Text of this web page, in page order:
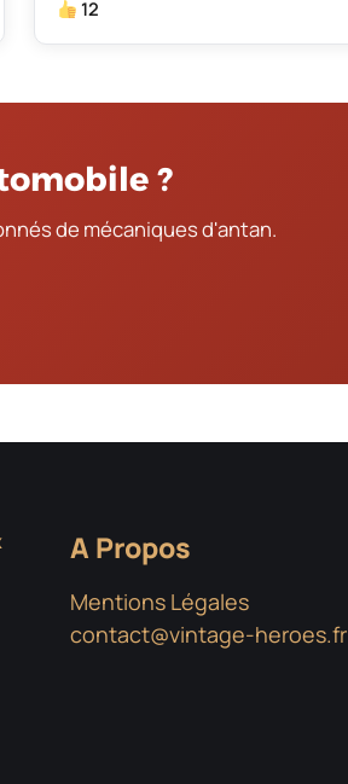
12
?
de mécaniques d'antan.
A Propos
Mentions Légales
contact@vintage-heroes.fr